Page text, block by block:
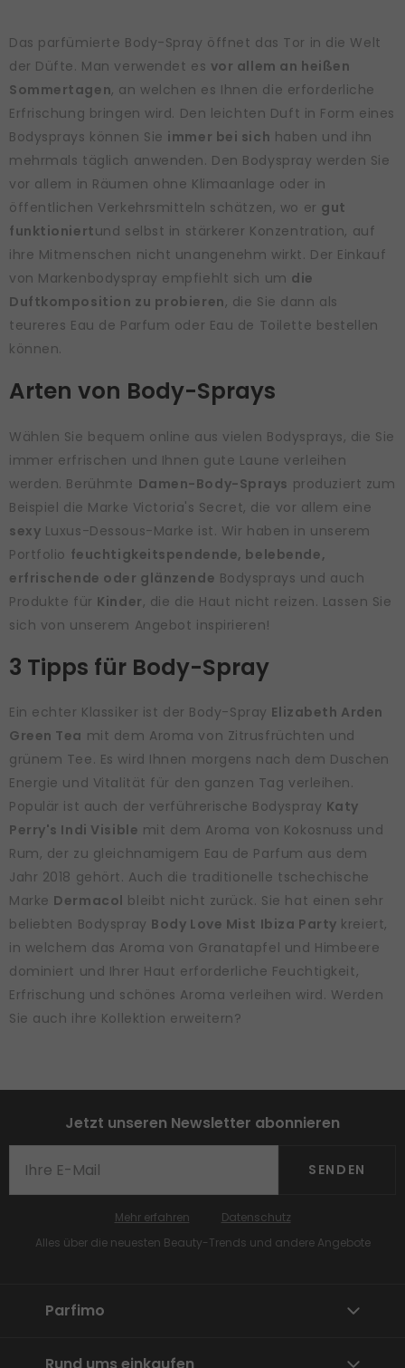
Das parfümierte Body-Spray öffnet das Tor in die Welt
der Düfte. Man verwendet es vor allem an heißen
Sommertagen, an welchen es Ihnen die erforderliche
Erfrischung bringen wird. Den leichten Duft in Form eines
Bodysprays können Sie immer bei sich haben und ihn
mehrmals täglich anwenden. Den Bodyspray werden Sie
vor allem in Räumen ohne Klimaanlage oder in
öffentlichen Verkehrsmitteln schätzen, wo er gut
funktioniertund selbst in stärkerer Konzentration, auf
ihre Mitmenschen nicht unangenehm wirkt. Der Einkauf
von Markenbodyspray empfiehlt sich um die
Duftkomposition zu probieren, die Sie dann als
teureres Eau de Parfum oder Eau de Toilette bestellen
können.
Arten von Body-Sprays
Wählen Sie bequem online aus vielen Bodysprays, die Sie
immer erfrischen und Ihnen gute Laune verleihen
werden. Berühmte Damen-Body-Sprays produziert zum
Beispiel die Marke Victoria's Secret, die vor allem eine
sexy Luxus-Dessous-Marke ist. Wir haben in unserem
Portfolio feuchtigkeitspendende, belebende,
erfrischende oder glänzende Bodysprays und auch
Produkte für Kinder, die die Haut nicht reizen. Lassen Sie
sich von unserem Angebot inspirieren!
3 Tipps für Body-Spray
Ein echter Klassiker ist der Body-Spray Elizabeth Arden
Green Tea mit dem Aroma von Zitrusfrüchten und
grünem Tee. Es wird Ihnen morgens nach dem Duschen
Energie und Vitalität für den ganzen Tag verleihen.
Populär ist auch der verführerische Bodyspray Katy
Perry's Indi Visible mit dem Aroma von Kokosnuss und
Rum, der zu gleichnamigem Eau de Parfum aus dem
Jahr 2018 gehört. Auch die traditionelle tschechische
Marke Dermacol bleibt nicht zurück. Sie hat einen sehr
beliebten Bodyspray Body Love Mist Ibiza Party kreiert,
in welchem das Aroma von Granatapfel und Himbeere
dominiert und Ihrer Haut erforderliche Feuchtigkeit,
Erfrischung und schönes Aroma verleihen wird. Werden
Sie auch ihre Kollektion erweitern?
Jetzt unseren Newsletter abonnieren
SENDEN
Alles über die neuesten Beauty-Trends und andere Angebote
Mehr erfahren Datenschutz
Parfimo